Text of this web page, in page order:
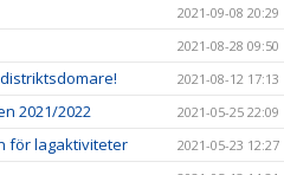
2021-09-08 20:29
2021-08-28 09:50
2021-08-12 17:13
2021/2022 2021-05-25 22:09
för lagaktiviteter 2021-05-23 12:27